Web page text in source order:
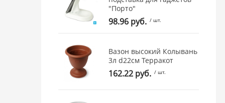
"Порто"
98.96 руб. / шт.
Вазон высокий Колывань
3л d22см Терракот
162.22 руб. / шт.